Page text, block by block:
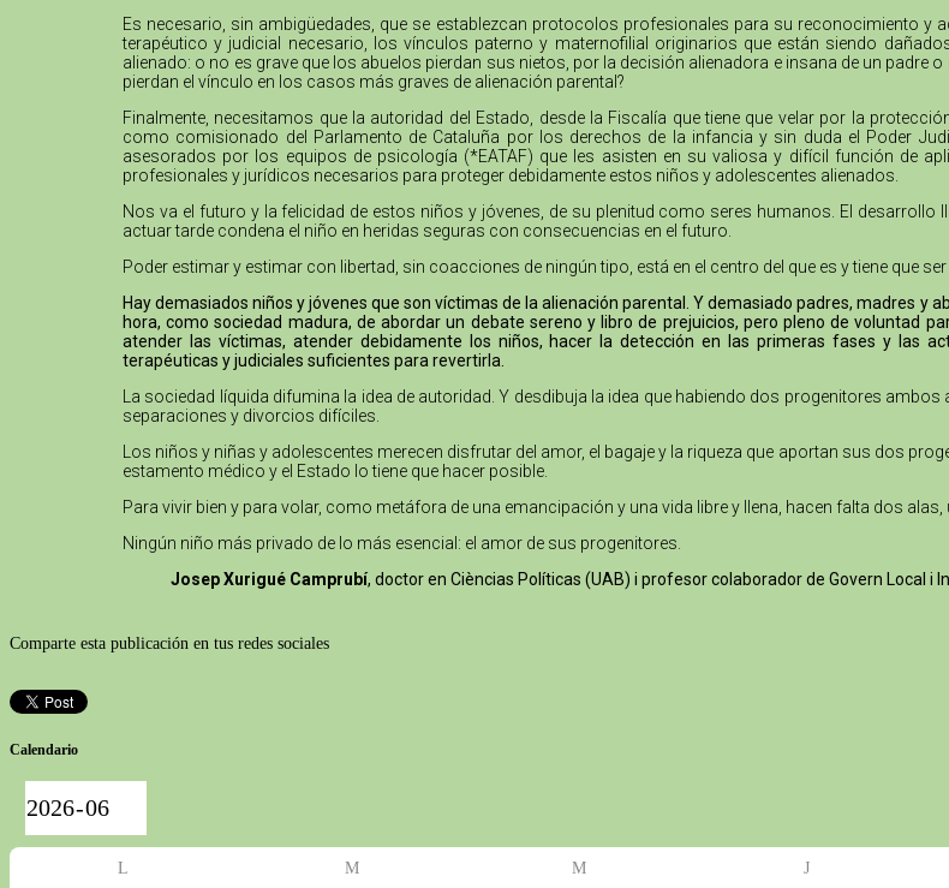
Es necesario, sin ambigüedades, que se establezcan protocolos profesionales para su reconocimiento y
terapéutico y judicial necesario, los vínculos paterno y maternofilial originarios que están siendo
alienado: o no es grave que los abuelos pierdan sus nietos, por la decisión alienadora e insana de un padre
pierdan el vínculo en los casos más graves de alienación parental?
Finalmente, necesitamos que la autoridad del Estado, desde la Fiscalía que tiene que velar por la
como comisionado del Parlamento de Cataluña por los derechos de la infancia y sin duda el Poder
asesorados por los equipos de psicología (*EATAF) que les asisten en su valiosa y difícil función de
profesionales y jurídicos necesarios para proteger debidamente estos niños y adolescentes alienados.
Nos va el futuro y la felicidad de estos niños y jóvenes, de su plenitud como seres humanos. El
actuar tarde condena el niño en heridas seguras con consecuencias en el futuro.
Poder estimar y estimar con libertad, sin coacciones de ningún tipo, está en el centro del que es y tiene que
Hay demasiados niños y jóvenes que son víctimas de la alienación parental. Y demasiado padres, madres y
hora, como sociedad madura, de abordar un debate sereno y libro de prejuicios, pero pleno de voluntad
atender las víctimas, atender debidamente los niños, hacer la detección en las primeras fases y las
terapéuticas y judiciales suficientes para revertirla.
La sociedad líquida difumina la idea de autoridad. Y desdibuja la idea que habiendo dos progenitores
separaciones y divorcios difíciles.
Los niños y niñas y adolescentes merecen disfrutar del amor, el bagaje y la riqueza que aportan sus dos
estamento médico y el Estado lo tiene que hacer posible.
Para vivir bien y para volar, como metáfora de una emancipación y una vida libre y llena, hacen falta dos
Ningún niño más privado de lo más esencial: el amor de sus progenitores.
Josep Xurigué Camprubí, doctor en Cièncias Políticas (UAB) i profesor colaborador de Govern Local i
Comparte esta publicación en tus redes sociales
Calendario
L M M J